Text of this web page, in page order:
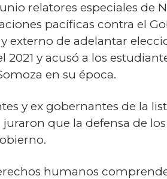
relatores especiales de
pacíficas contra el
externo de adelantar
2021 y acusó a los
en su época.
y ex gobernantes de la
que la defensa de
humanos